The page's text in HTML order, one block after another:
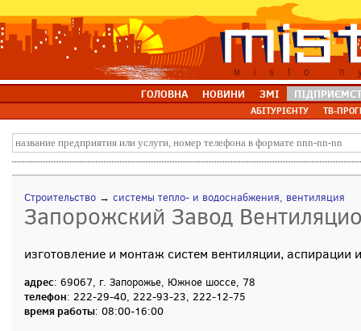
ГОЛОВНА НОВИНИ ЗМІ
АБІТУРІЄНТУ ТВ-
Строительство → системы тепло- и водоснабжения, вентиляция
Запорожский Завод
изготовление и монтаж систем вентиляции, аспирации
адрес: 69067, г. Запорожье, Южное шоссе, 78
телефон: 222-29-40, 222-93-23, 222-12-75
время работы: 08:00-16:00